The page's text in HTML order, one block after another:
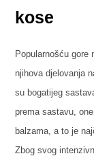
kose
Popularnošću gore
njihova djelovanja
su bogatijeg
prema sastavu,
balzama, a to je
Zbog svog